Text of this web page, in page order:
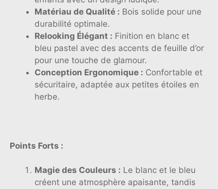
Matériau de Qualité : Bois solide pour une
durabilité optimale.
Relooking Élégant : Finition en blanc et
bleu pastel avec des accents de feuille d’or
pour une touche de glamour.
Conception Ergonomique : Confortable et
sécuritaire, adaptée aux petites étoiles en
herbe.
Points Forts :
Magie des Couleurs : Le blanc et le bleu
créent une atmosphère apaisante, tandis